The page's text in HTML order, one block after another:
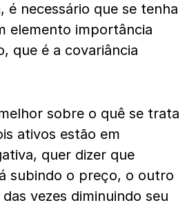
é necessário que se tenha
elemento importância
que é a covariância
sobre o quê se trata
ativos estão em
quer dizer que
subindo o preço, o outro
vezes diminuindo seu